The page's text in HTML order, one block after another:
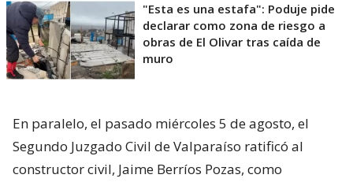
"Esta es una estafa": Poduje pide
declarar como zona de riesgo a
obras de El Olivar tras caída de
muro
En paralelo, el pasado miércoles 5 de agosto, el
Segundo Juzgado Civil de Valparaíso ratificó al
constructor civil, Jaime Berríos Pozas, como